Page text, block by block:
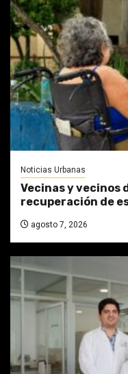
Noticias Urbanas
Vecinas y vecinos
recuperación de
agosto 7, 2026